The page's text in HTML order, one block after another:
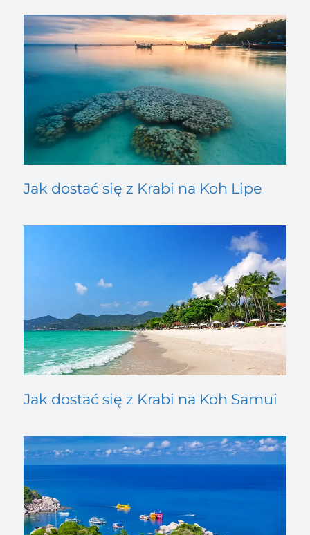
Jak dostać się z Krabi na Koh Lipe
Jak dostać się z Krabi na Koh Samui